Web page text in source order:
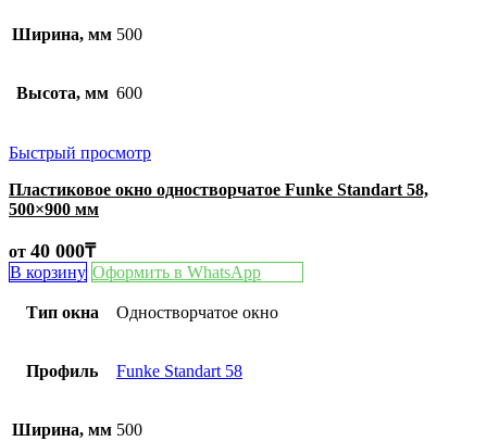
Ширина, мм 500
Высота, мм 600
Быстрый просмотр
Пластиковое окно одностворчатое Funke Standart 58,
500×900 мм
от 40 000₸
В корзину Оформить в WhatsApp
Тип окна Одностворчатое окно
Профиль Funke Standart 58
Ширина, мм 500